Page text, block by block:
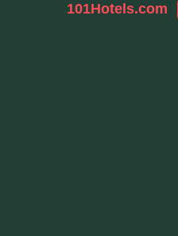
101Hotels.com